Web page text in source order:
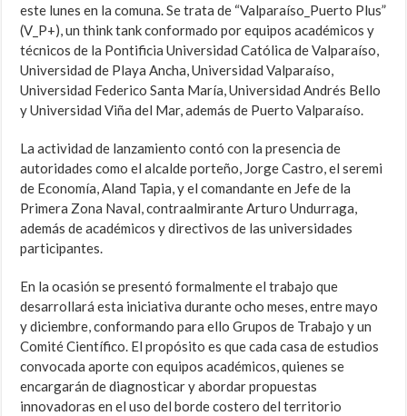
este lunes en la comuna. Se trata de “Valparaíso_Puerto Plus”
(V_P+), un think tank conformado por equipos académicos y
técnicos de la Pontificia Universidad Católica de Valparaíso,
Universidad de Playa Ancha, Universidad Valparaíso,
Universidad Federico Santa María, Universidad Andrés Bello
y Universidad Viña del Mar, además de Puerto Valparaíso.
La actividad de lanzamiento contó con la presencia de
autoridades como el alcalde porteño, Jorge Castro, el seremi
de Economía, Aland Tapia, y el comandante en Jefe de la
Primera Zona Naval, contraalmirante Arturo Undurraga,
además de académicos y directivos de las universidades
participantes.
En la ocasión se presentó formalmente el trabajo que
desarrollará esta iniciativa durante ocho meses, entre mayo
y diciembre, conformando para ello Grupos de Trabajo y un
Comité Científico. El propósito es que cada casa de estudios
convocada aporte con equipos académicos, quienes se
encargarán de diagnosticar y abordar propuestas
innovadoras en el uso del borde costero del territorio